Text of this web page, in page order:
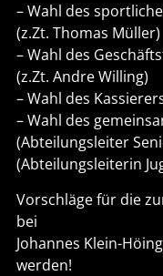
– Wahl des
(z.Zt. Thomas Müller)
– Wahl des
(z.Zt. Andre Willing)
– Wahl des
– Wahl des
(Abteilungsleiter
(Abteilungsleiterin
Vorschläge für die
bei
Johannes Klein-
werden!